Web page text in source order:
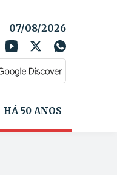
07/08/2026
HÁ 50 ANOS